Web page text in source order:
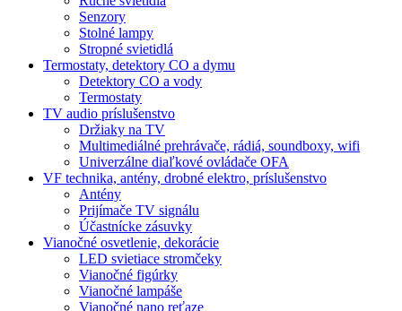
Senzory
Stolné lampy
Stropné svietidlá
Termostaty, detektory CO a dymu
Detektory CO a vody
Termostaty
TV audio príslušenstvo
Držiaky na TV
Multimediálné prehrávače, rádiá, soundboxy, wifi
Univerzálne diaľkové ovládače OFA
VF technika, antény, drobné elektro, príslušenstvo
Antény
Prijímače TV signálu
Účastnícke zásuvky
Vianočné osvetlenie, dekorácie
LED svietiace stromčeky
Vianočné figúrky
Vianočné lampáše
Vianočné nano reťaze